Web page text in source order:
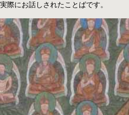
際にお話しされたことばです。